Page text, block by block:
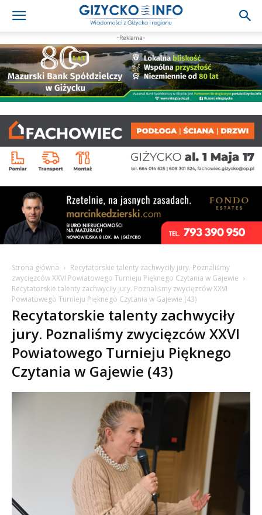
-Reklama-
Strona główna
Recytatorskie talenty zachwyciły jury. Poznaliśmy
zwycięzców XXVI Powiatowego Turnieju Pięknego Czytania w Gajewie
Recytatorskie talenty zachwyciły jury. Poznaliśmy zwycięzców XXVI
Powiatowego Turnieju Pięknego Czytania w Gajewie (43)
Recytatorskie talenty zachwyciły
jury. Poznaliśmy zwycięzców XXVI
Powiatowego Turnieju Pięknego
Czytania w Gajewie (43)